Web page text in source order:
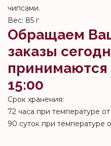
чипсами.
Вес: 85 г
Обращаем
заказы
принимаются
15:00
Срок хранения:
72 часа при температуре
90 суток при температуре